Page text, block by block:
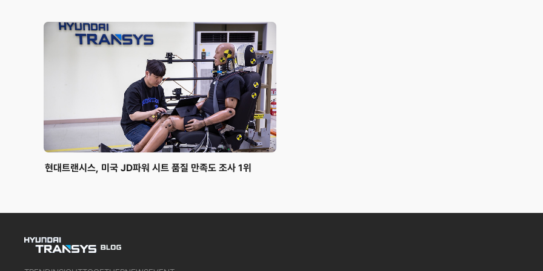
현대트랜시스, 미국 JD파워 시트 품질 만족도 조사 1위